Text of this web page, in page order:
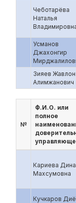
Чеботарёва
Наталья
Усманов
Джахонгир
Зияев Жавлон
Алимжанович
№
Ф.И.О. или
полное
Кариева
Махсумовна
Кучкаров